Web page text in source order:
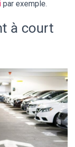
par exemple.
à court